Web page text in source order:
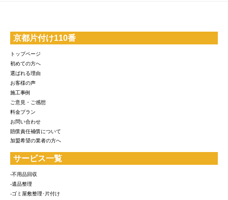
京都片付け110番
トップページ
初めての方へ
選ばれる理由
お客様の声
施工事例
ご意見・ご感想
料金プラン
お問い合わせ
賠償責任補償について
加盟希望の業者の方へ
サービス一覧
-不用品回収
-遺品整理
-ゴミ屋敷整理･片付け